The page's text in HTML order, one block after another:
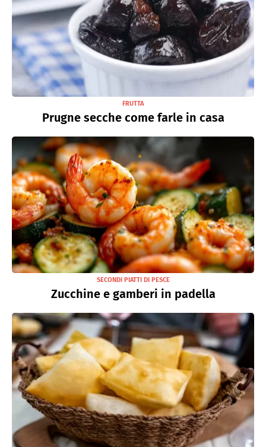
FRUTTA
Prugne secche come farle in casa
SECONDI PIATTI DI PESCE
Zucchine e gamberi in padella